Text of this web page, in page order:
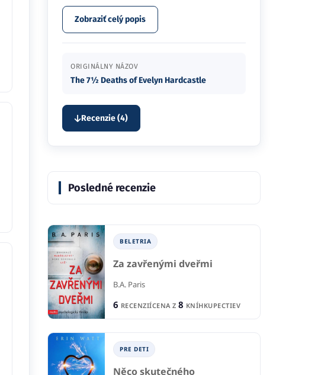
Zobraziť celý popis
ORIGINÁLNY NÁZOV
The 7½ Deaths of Evelyn Hardcastle
Recenzie (4)
Posledné recenzie
BELETRIA
Za zavřenými dveřmi
B.A. Paris
6 RECENZIÍCENA Z 8 KNÍHKUPECTIEV
PRE DETI
Něco skutečného